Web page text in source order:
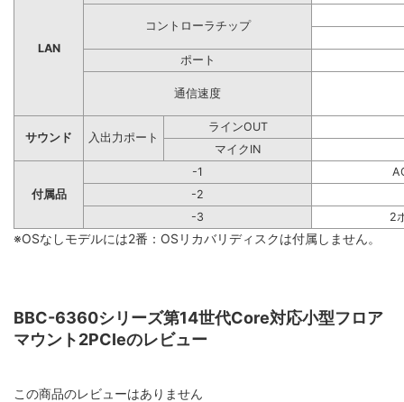
LAN
コントローラチップ
ポート
通信速度
サウンド 入出力ポート
ラインOUT
マイクIN
付属品
-1
-2
-3
2
※OSなしモデルには2番：OSリカバリディスクは付属しません。
BBC-6360シリーズ第14世代Core対応小型フロア
マウント2PCIeのレビュー
この商品のレビューはありません